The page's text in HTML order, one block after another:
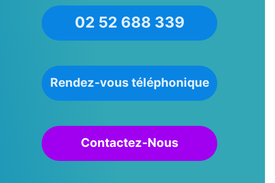
02 52 688 339
Rendez-vous téléphonique
Contactez-Nous